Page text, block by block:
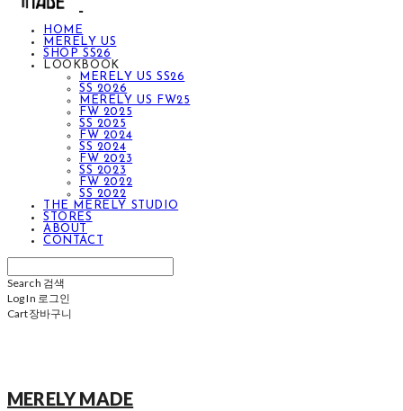
HOME
MERELY US
SHOP SS26
LOOKBOOK
MERELY US SS26
SS 2026
MERELY US FW25
FW 2025
SS 2025
FW 2024
SS 2024
FW 2023
SS 2023
FW 2022
SS 2022
THE MERELY STUDIO
STORES
ABOUT
CONTACT
Search 검색
Log In 로그인
Cart장바구니
MERELY MADE